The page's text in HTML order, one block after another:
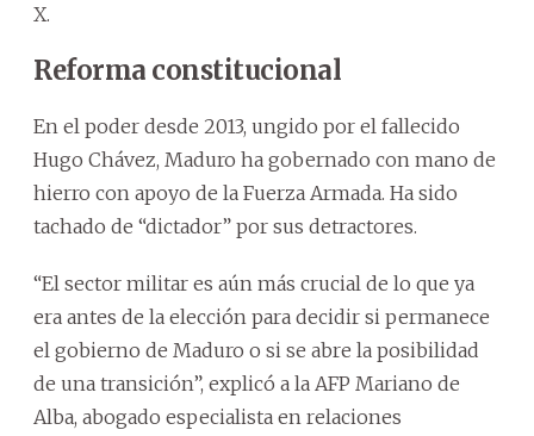
X.
Reforma constitucional
En el poder desde 2013, ungido por el fallecido
Hugo Chávez, Maduro ha gobernado con mano de
hierro con apoyo de la Fuerza Armada. Ha sido
tachado de “dictador” por sus detractores.
“El sector militar es aún más crucial de lo que ya
era antes de la elección para decidir si permanece
el gobierno de Maduro o si se abre la posibilidad
de una transición”, explicó a la AFP Mariano de
Alba, abogado especialista en relaciones